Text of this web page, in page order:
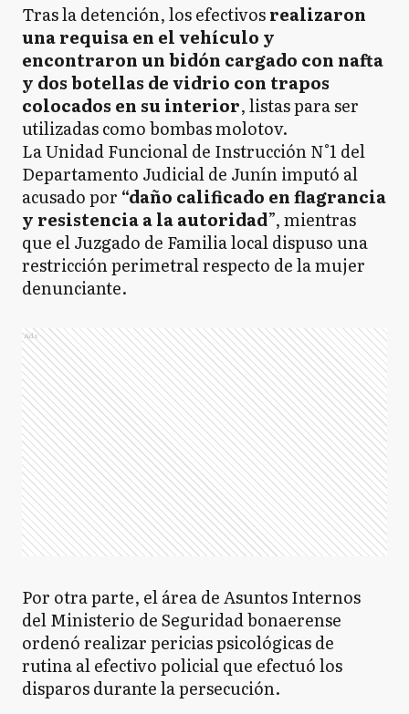
Tras la detención, los efectivosrealizaron
una requisa en el vehículo y
encontraron un bidón cargado con nafta
y dos botellas de vidrio con trapos
colocados en su interior, listas para ser
utilizadas como bombas molotov.
La Unidad Funcional de Instrucción N°1 del
Departamento Judicial de Junín imputó al
acusado por “daño calificado en flagrancia
y resistencia a la autoridad”, mientras
que el Juzgado de Familia local dispuso una
restricción perimetral respecto de la mujer
denunciante.
Ads
Por otra parte, el área de Asuntos Internos
del Ministerio de Seguridad bonaerense
ordenó realizar pericias psicológicas de
rutina al efectivo policial que efectuó los
disparos durante la persecución.